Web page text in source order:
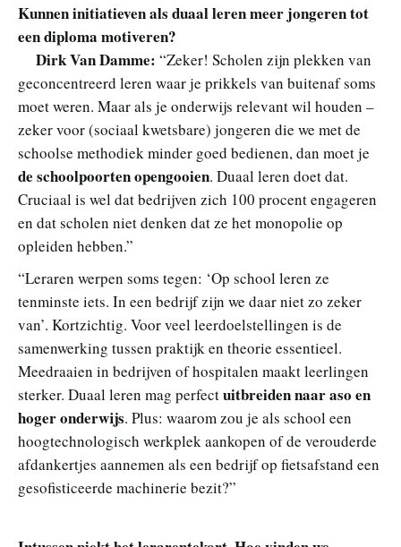
Kunnen initiatieven als duaal leren meer jongeren tot
een diploma motiveren?
Dirk Van Damme: “Zeker! Scholen zijn plekken van
geconcentreerd leren waar je prikkels van buitenaf soms
moet weren. Maar als je onderwijs relevant wil houden –
zeker voor (sociaal kwetsbare) jongeren die we met de
schoolse methodiek minder goed bedienen, dan moet je
de schoolpoorten opengooien. Duaal leren doet dat.
Cruciaal is wel dat bedrijven zich 100 procent engageren
en dat scholen niet denken dat ze het monopolie op
opleiden hebben.”
“Leraren werpen soms tegen: ‘Op school leren ze
tenminste iets. In een bedrijf zijn we daar niet zo zeker
van’. Kortzichtig. Voor veel leerdoelstellingen is de
samenwerking tussen praktijk en theorie essentieel.
Meedraaien in bedrijven of hospitalen maakt leerlingen
sterker. Duaal leren mag perfectuitbreiden naar aso en
hoger onderwijs. Plus: waarom zou je als school een
hoogtechnologisch werkplek aankopen of de verouderde
afdankertjes aannemen als een bedrijf op fietsafstand een
gesofisticeerde machinerie bezit?”